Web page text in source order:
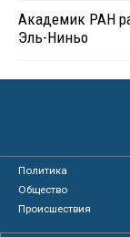
Академик РАН
Эль-Ниньо
Политика
Общество
Происшествия